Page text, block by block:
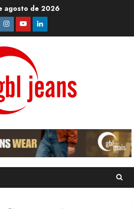
agosto de 2026
Instagram
YoutubeLinkedin